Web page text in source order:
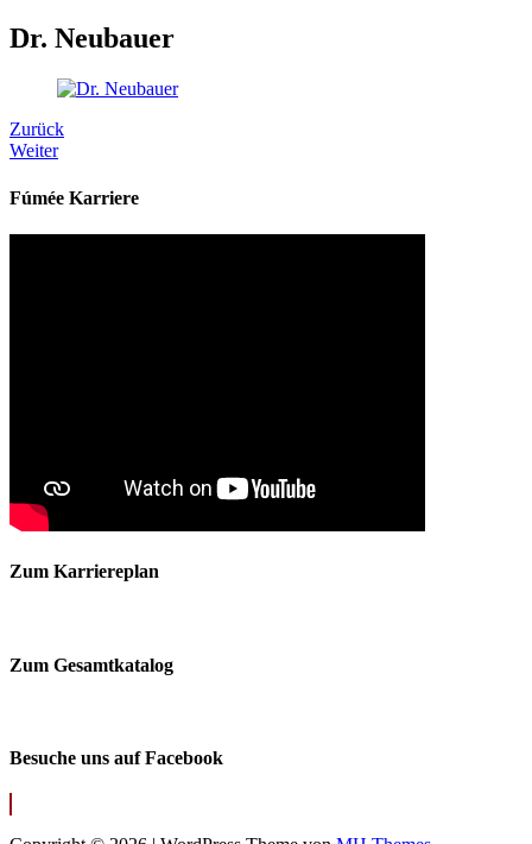
Dr. Neubauer
Zurück
Weiter
Fúmée Karriere
Zum Karriereplan
Zum Gesamtkatalog
Besuche uns auf Facebook